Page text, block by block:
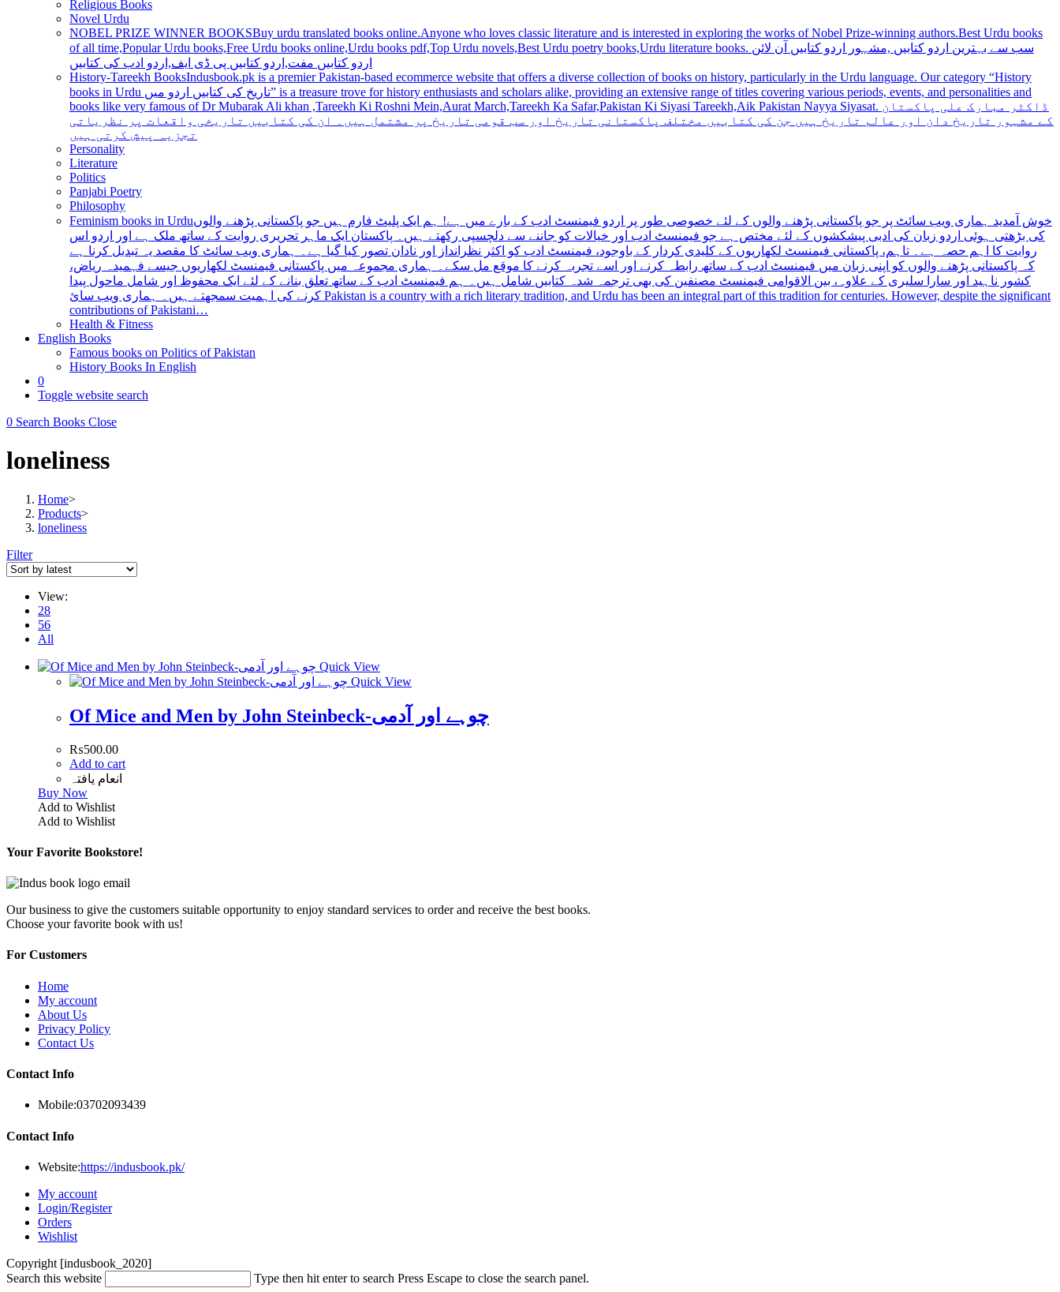
Religious Books
Novel Urdu
NOBEL PRIZE WINNER BOOKSBuy urdu translated books online.Anyone who loves classic literature and is interested in exploring the works of Nobel Prize-winning authors.Best Urdu books
of all time,Popular Urdu books,Free Urdu books online,Urdu books pdf,Top Urdu novels,Best Urdu poetry books,Urdu literature books. سب سے بہترین اردو کتابیں ,مشہور اردو کتابیں آن لائن
اردو کتابیں مفت,اردو کتابیں پی ڈی ایف,اردو ادب کی کتابیں
History-Tareekh BooksIndusbook.pk is a premier Pakistan-based ecommerce website that offers a diverse collection of books on history, particularly in the Urdu language. Our category “History
books in Urdu تاریخ کی کتابیں اردو میں” is a treasure trove for history enthusiasts and scholars alike, providing an extensive range of titles covering various periods, events, and personalities and
books like very famous of Dr Mubarak Ali khan ,Tareekh Ki Roshni Mein,Aurat March,Tareekh Ka Safar,Pakistan Ki Siyasi Tareekh,Aik Pakistan Nayya Siyasat. ڈاکٹر مبارک علی پاکستان
کے مشہور تاریخ دان اور عالم تاریخ ہیں جن کی کتابیں مختلف پاکستانی تاریخ اور سب قومی تاریخ پر مشتمل ہیں۔ ان کی کتابیں تاریخی واقعات پر نظریاتی
تجزیہ پیش کرتی ہیں
Personality
Literature
Politics
Panjabi Poetry
Philosophy
Feminism books in Urduخوش آمدید ہماری ویب سائٹ پر جو پاکستانی پڑھنے والوں کے لئے خصوصی طور پر اردو فیمنسٹ ادب کے بارے میں ہے! ہم ایک پلیٹ فارم ہیں جو پاکستانی پڑھنے والوں
کی بڑھتی ہوئی اردو زبان کی ادبی پیشکشوں کے لئے مختص ہے جو فیمنسٹ ادب اور خیالات کو جاننے سے دلچسپی رکھتے ہیں۔ پاکستان ایک ماہر تحریری روایت کے ساتھ ملک ہے اور اردو اس
روایت کا اہم حصہ ہے۔ تاہم، پاکستانی فیمنسٹ لکھاریوں کے کلیدی کردار کے باوجود، فیمنسٹ ادب کو اکثر نظرانداز اور نادان تصور کیا گیا ہے۔ ہماری ویب سائٹ کا مقصد یہ تبدیل کرنا ہے
کہ پاکستانی پڑھنے والوں کو اپنی زبان میں فیمنسٹ ادب کے ساتھ رابطہ کرنے اور اسے تجربہ کرنے کا موقع مل سکے۔ ہماری مجموعہ میں پاکستانی فیمنسٹ لکھاریوں جیسے فہمیدہ ریاض،
کشور ناہید اور سارا سلیری کے علاوہ، بین الاقوامی فیمنسٹ مصنفین کی بھی ترجمہ شدہ کتابیں شامل ہیں۔ ہم فیمنسٹ ادب کے ساتھ تعلق بنانے کے لئے ایک محفوظ اور شامل ماحول پیدا
کرنے کی اہمیت سمجھتے ہیں۔ ہماری ویب سائ Pakistan is a country with a rich literary tradition, and Urdu has been an integral part of this tradition for centuries. However, despite the significant
contributions of Pakistani…
Health & Fitness
English Books
Famous books on Politics of Pakistan
History Books In English
0
Toggle website search
0 Search Books Close
loneliness
Home>
Products>
loneliness
Filter
View:
28
56
All
Quick View
Quick View
Of Mice and Men by John Steinbeck-چوہے اور آدمی
₨500.00
Add to cart
انعام یافتہ
Buy Now
Add to Wishlist
Add to Wishlist
Your Favorite Bookstore!
Our business to give the customers suitable opportunity to enjoy standard services to order and receive the best books.
Choose your favorite book with us!
For Customers
Home
My account
About Us
Privacy Policy
Contact Us
Contact Info
Mobile:03702093439
Contact Info
Website:https://indusbook.pk/
My account
Login/Register
Orders
Wishlist
Copyright [indusbook_2020]
Search this website
Type then hit enter to search Press Escape to close the search panel.